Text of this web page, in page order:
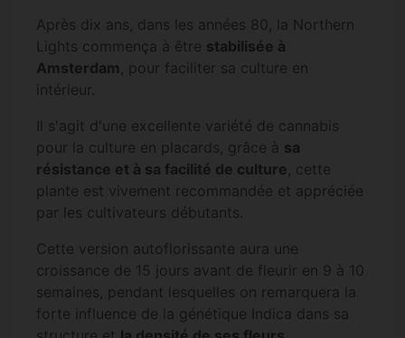
Après dix ans, dans les années 80, la Northern
Lights commença à être stabilisée à
Amsterdam , pour faciliter sa culture en
intérieur.
Il s'agit d'une excellente variété de cannabis
pour la culture en placards, grâce à sa
résistance et à sa facilité de culture, cette
plante est vivement recommandée et appréciée
par les cultivateurs débutants.
Cette version autoflorissante aura une
croissance de 15 jours avant de fleurir en 9 à 10
semaines, pendant lesquelles on remarquera la
forte influence de la génétique Indica dans sa